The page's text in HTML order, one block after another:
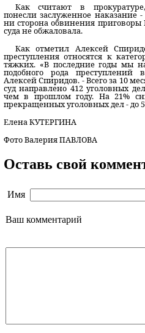
Как считают в
понесли заслуженное наказание
ни сторона обвинения приговоры
суда не обжаловала.
Как отметил Алексей
преступления относятся к
тяжких. «В последние годы мы
подобного рода преступлений
Алексей Спиридов. - Всего за 10
суд направлено 412 уголовных
чем в прошлом году. На 21%
прекращенных уголовных дел - до
Елена КУТЕРГИНА
Фото Валерия ПАВЛОВА
Оставь свой
Имя
Ваш комментарий